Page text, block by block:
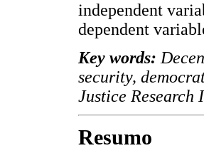
independent
dependent
Key words:
security,
Justice
Resumo